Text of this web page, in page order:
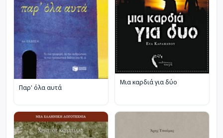
Παρ' όλα αυτά
Μια καρδιά για δύο